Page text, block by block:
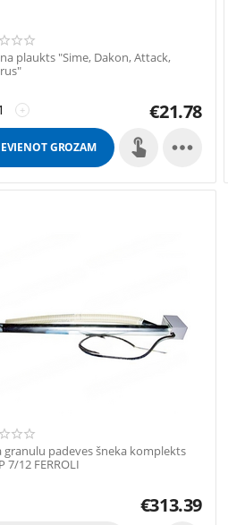
plaukts "Sime, Dakon, Attack,
+ €21.78
GROZAM 
granulu padeves šneka komplekts
7/12 FERROLI
€313.39